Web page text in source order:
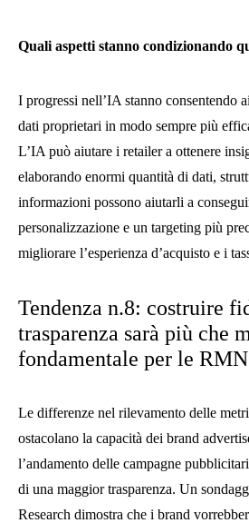
Quali aspetti stanno condizionando
I progressi nell’IA stanno consentendo
dati proprietari in modo sempre più
L’IA può aiutare i retailer a ottenere
elaborando enormi quantità di dati,
informazioni possono aiutarli a
personalizzazione e un targeting più
migliorare l’esperienza d’acquisto e i
Tendenza n.8: costruire
trasparenza sarà più che
fondamentale per le RMN
Le differenze nel rilevamento delle
ostacolano la capacità dei brand
l’andamento delle campagne
di una maggior trasparenza. Un
Research dimostra che i brand